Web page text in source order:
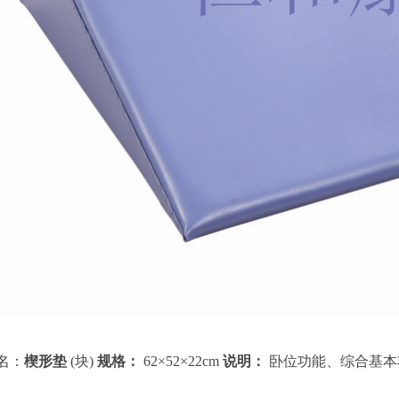
： 楔形垫 (块) 规格： 62×52×22cm 说明： 卧位功能、综合基